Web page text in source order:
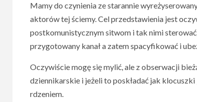
Mamy do czynienia ze starannie
aktorów tej ściemy. Cel przedstawienia jest
postkomunistycznym sitwom i tak nimi
przygotowany kanał a zatem spacyfikować i
Oczywiście mogę się mylić, ale z obserwacji
dziennikarskie i jeżeli to poskładać jak
rdzeniem.